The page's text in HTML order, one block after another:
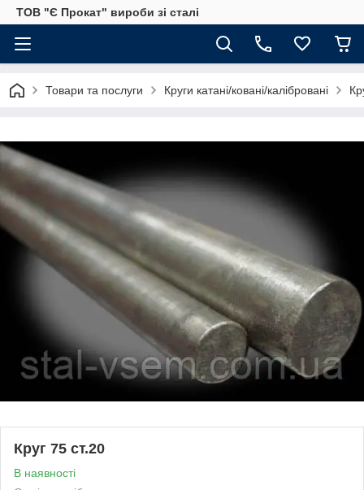
ТОВ "Є Прокат" вироби зі сталі
Товари та послуги Круги катані/ковані/калібровані
Круг 75 ст.20
В наявності